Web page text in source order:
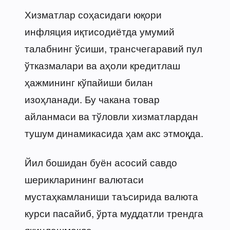
Хизматлар соҳасидаги юқори
инфляция иқтисодиётда умумий
талабнинг ўсиши, трансчегаравий пул
ўтказмалари ва аҳоли кредитлаш
ҳажмининг кўпайиши билан
изоҳланади. Бу чакана товар
айланмаси ва тўловли хизматлардан
тушум динамикасида ҳам акс этмоқда.
Йил бошидан буён асосий савдо
шерикларининг валютаси
мустаҳкамланиши таъсирида валюта
курси пасайиб, ўрта муддатли трендга